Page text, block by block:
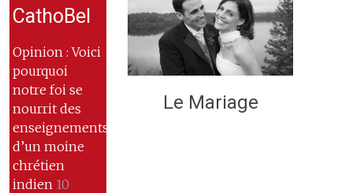
CathoBel
Opinion : Voici
pourquoi
notre foi se
nourrit des
enseignements
d’un moine
chrétien
indien 10
Le Mariage